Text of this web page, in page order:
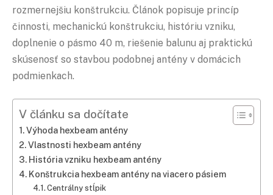
rozmernejšiu konštrukciu. Článok popisuje princíp
činnosti, mechanickú konštrukciu, históriu vzniku,
doplnenie o pásmo 40 m, riešenie balunu aj praktickú
skúsenosť so stavbou podobnej antény v domácich
podmienkach.
V článku sa dočítate
Výhoda hexbeam antény
Vlastnosti hexbeam antény
História vzniku hexbeam antény
Konštrukcia hexbeam antény na viacero pásiem
Centrálny stĺpik